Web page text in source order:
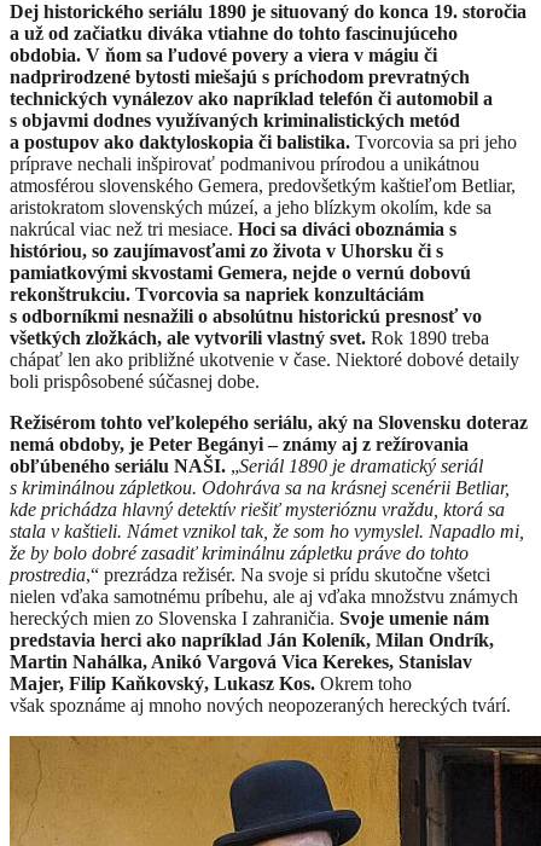
Dej historického seriálu 1890 je situovaný do konca 19. storočia
a už od začiatku diváka vtiahne do tohto fascinujúceho
obdobia. V ňom sa ľudové povery a viera v mágiu či
nadprirodzené bytosti miešajú s príchodom prevratných
technických vynálezov ako napríklad telefón či automobil a
s objavmi dodnes využívaných kriminalistických metód
a postupov ako daktyloskopia či balistika. Tvorcovia sa pri jeho
príprave nechali inšpirovať podmanivou prírodou a unikátnou
atmosférou slovenského Gemera, predovšetkým kaštieľom Betliar,
aristokratom slovenských múzeí, a jeho blízkym okolím, kde sa
nakrúcal viac než tri mesiace. Hoci sa diváci oboznámia s
históriou, so zaujímavosťami zo života v Uhorsku či s
pamiatkovými skvostami Gemera, nejde o vernú dobovú
rekonštrukciu. Tvorcovia sa napriek konzultáciám
s odborníkmi nesnažili o absolútnu historickú presnosť vo
všetkých zložkách, ale vytvorili vlastný svet. Rok 1890 treba
chápať len ako približné ukotvenie v čase. Niektoré dobové detaily
boli prispôsobené súčasnej dobe.
Režisérom tohto veľkolepého seriálu, aký na Slovensku doteraz
nemá obdoby, je Peter Begányi – známy aj z režírovania
obľúbeného seriálu NAŠI. „Seriál 1890 je dramatický seriál
s kriminálnou zápletkou. Odohráva sa na krásnej scenérii Betliar,
kde prichádza hlavný detektív riešiť mysterióznu vraždu, ktorá sa
stala v kaštieli. Námet vznikol tak, že som ho vymyslel. Napadlo mi,
že by bolo dobré zasadiť kriminálnu zápletku práve do tohto
prostredia,“ prezrádza režisér. Na svoje si prídu skutočne všetci
nielen vďaka samotnému príbehu, ale aj vďaka množstvu známych
hereckých mien zo Slovenska I zahraničia. Svoje umenie nám
predstavia herci ako napríklad Ján Koleník, Milan Ondrík,
Martin Nahálka, Anikó Vargová Vica Kerekes, Stanislav
Majer, Filip Kaňkovský, Lukasz Kos. Okrem toho
však spoznáme aj mnoho nových neopozeraných hereckých tvárí.